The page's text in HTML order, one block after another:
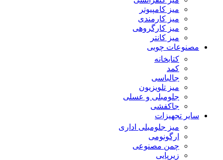
میز کامپیوتر
میز کارمندی
میز کارگروهی
میز کانتر
مصنوعات چوبی
کتابخانه
کمد
جالباسی
میز تلویزیون
جلومبلی و عسلی
جاکفشی
سایر تجهیزات
میز جلومبلی اداری
ارگونومی
چمن مصنوعی
زیرپایی